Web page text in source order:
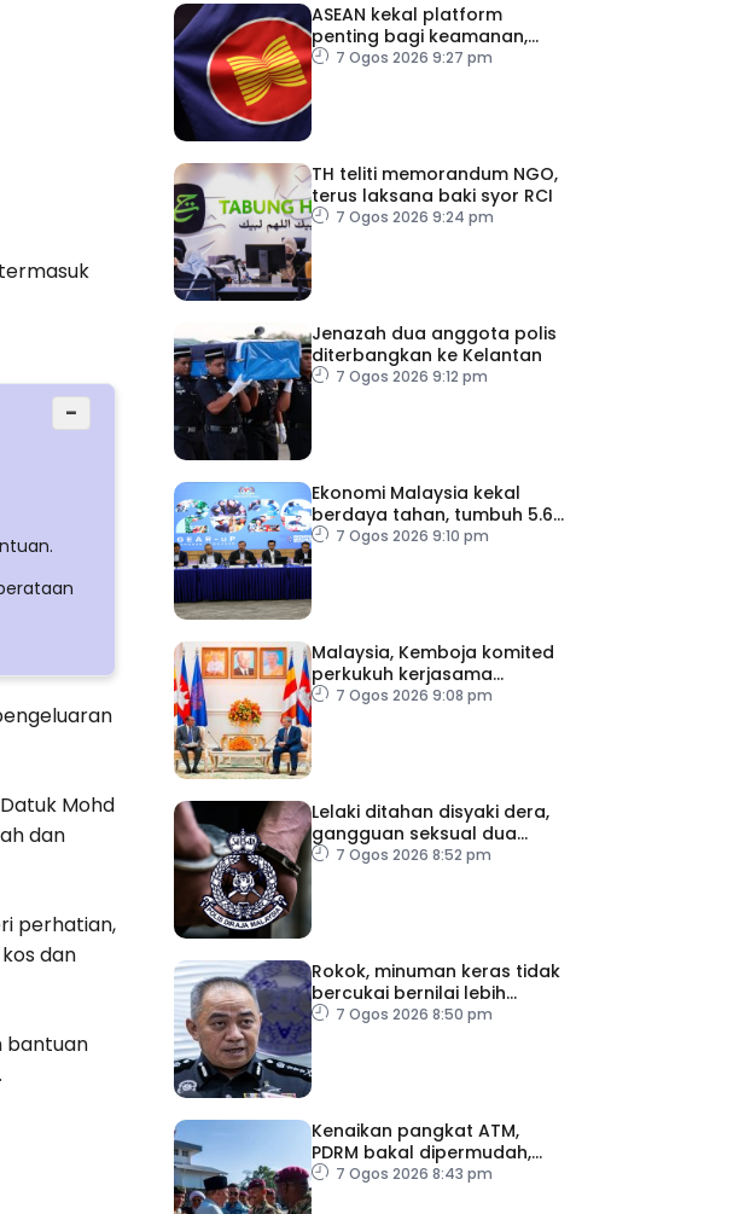
−
Mohd
dan
perhatian,
dan
bantuan
ASEAN kekal platform
penting bagi keamanan,
kestabilan serantau –
7 Ogos 2026 9:27 pm
TH teliti memorandum NGO,
terus laksana baki syor RCI
7 Ogos 2026 9:24 pm
Jenazah dua anggota polis
diterbangkan ke Kelantan
7 Ogos 2026 9:12 pm
Ekonomi Malaysia kekal
berdaya tahan, tumbuh 5.6
peratus
7 Ogos 2026 9:10 pm
Malaysia, Kemboja komited
perkukuh kerjasama
pertahanan
7 Ogos 2026 9:08 pm
Lelaki ditahan disyaki dera,
gangguan seksual dua
anak kandung
7 Ogos 2026 8:52 pm
Rokok, minuman keras tidak
bercukai bernilai lebih
RM64,000 dirampas polis
7 Ogos 2026 8:50 pm
Kenaikan pangkat ATM,
PDRM bakal dipermudah,
dipercepat
7 Ogos 2026 8:43 pm